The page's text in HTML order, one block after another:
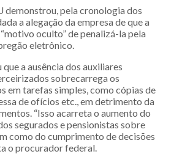
demonstrou, pela cronologia dos
a alegação da empresa de que a
oculto” de penalizá-la pela
eletrônico.
a ausência dos auxiliares
sobrecarrega os
em tarefas simples, como cópias de
de ofícios etc., em detrimento da
“Isso acarreta o aumento do
segurados e pensionistas sobre
como do cumprimento de decisões
o procurador federal.